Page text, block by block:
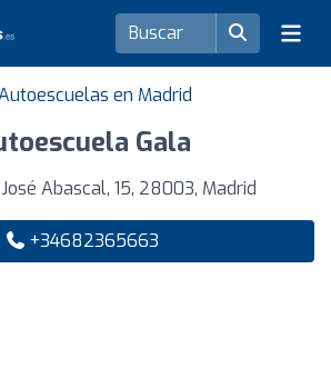
en Madrid
Gala
Abascal, 15, 28003, Madrid
+34682365663